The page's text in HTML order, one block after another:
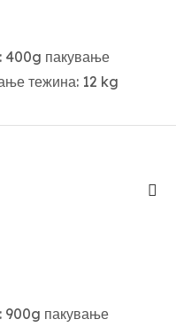
400g пакување
тежина: 12 kg
900g пакување